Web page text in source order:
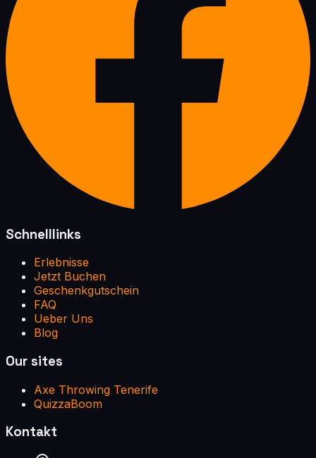
Schnelllinks
Erlebnisse
Jetzt Buchen
Geschenkgutschein
FAQ
Ueber Uns
Blog
Our sites
Axe Throwing Tenerife
QuizzaBoom
Kontakt